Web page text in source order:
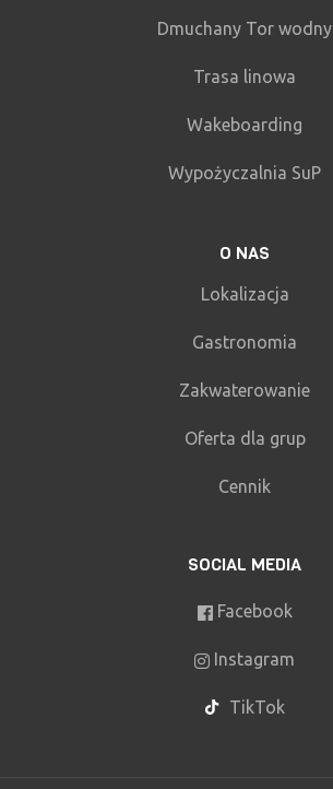
Dmuchany Tor wodny
Trasa linowa
Wakeboarding
Wypożyczalnia SuP
O NAS
Lokalizacja
Gastronomia
Zakwaterowanie
Oferta dla grup
Cennik
SOCIAL MEDIA
Facebook
Instagram
TikTok